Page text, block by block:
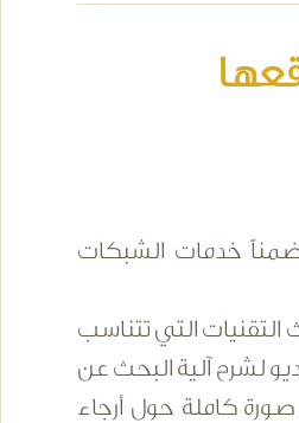
خدمات الشبكات
التقنيات التي تتناسب
لشرح آلية البحث عن
صورة كاملة حول أرجاء